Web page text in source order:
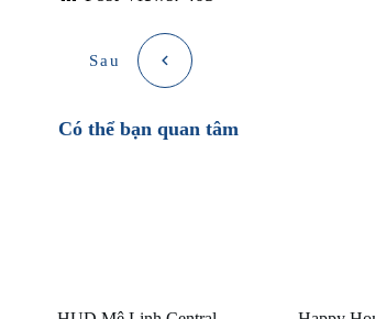
Sau
Có thể bạn quan tâm